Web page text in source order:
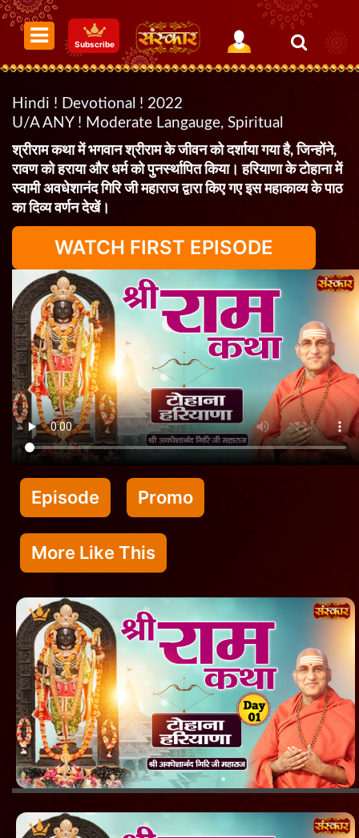
Subscribe
Hindi ! Devotional ! 2022
U/A ANY ! Moderate Langauge, Spiritual
श्रीराम कथा में भगवान श्रीराम के जीवन को दर्शाया गया है, जिन्होंने,
रावण को हराया और धर्म को पुनर्स्थापित किया। हरियाणा के टोहाना में
स्वामी अवधेशानंद गिरि जी महाराज द्वारा किए गए इस महाकाव्य के पाठ
का दिव्य वर्णन देखें।
WATCH FIRST EPISODE
Episode Promo
More Like This